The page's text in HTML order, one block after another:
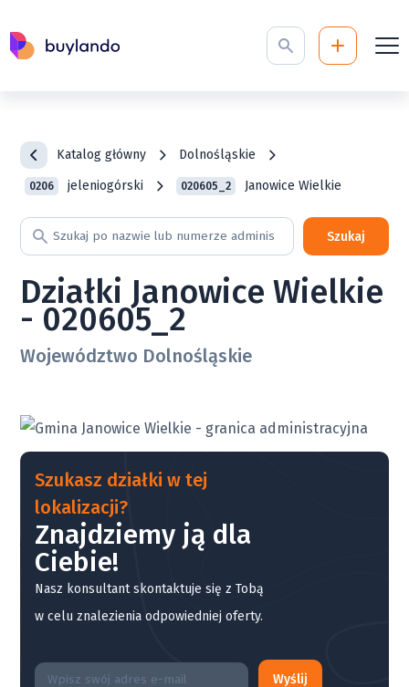
Katalog główny Dolnośląskie
0206 jeleniogórski 020605_2 Janowice Wielkie
Szukaj
Działki Janowice Wielkie
- 020605_2
Województwo Dolnośląskie
Szukasz działki w tej
lokalizacji?
Znajdziemy ją dla
Ciebie!
Nasz konsultant skontaktuje się z Tobą
w celu znalezienia odpowiedniej oferty.
Wyślij